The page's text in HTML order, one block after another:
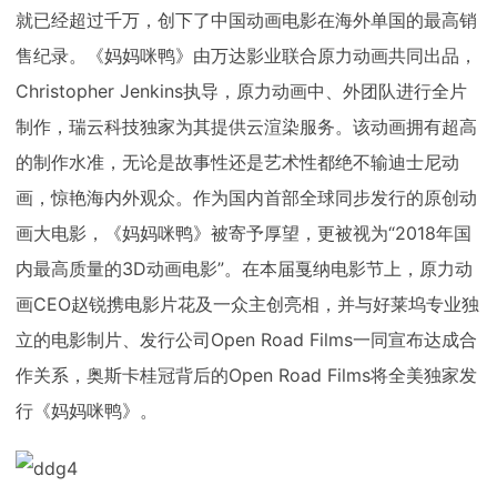
渲染大赛
泛CG交流会
渲染大赛
泛CG交流会
渲染大赛
泛CG交流会
渲染大赛
泛CG交流会
渲染大赛
泛CG交流会
渲染大赛
泛CG交流会
特惠专区
青云平台
教育优惠
青云平台
教育优惠
青云平台
教育优惠
青云平台
教育优惠
青云平台
教育优惠
青云平台
教育优惠
关于我们
下载动画客户端
效果图客户端
动画客户端
效果图客户端
动画客户端
效果图客户端
动画客户端
效果图客户端
动画客户端
效果图客户端
动画客户端
效果图客户端
帮助/教程
登录
就已经超过千万，创下了中国动画电影在海外单国的最高销
售纪录。《妈妈咪鸭》由万达影业联合原力动画共同出品，
Christopher Jenkins执导，原力动画中、外团队进行全片
制作，瑞云科技独家为其提供云渲染服务。该动画拥有超高
的制作水准，无论是故事性还是艺术性都绝不输迪士尼动
画，惊艳海内外观众。作为国内首部全球同步发行的原创动
画大电影，《妈妈咪鸭》被寄予厚望，更被视为“2018年国
内最高质量的3D动画电影”。在本届戛纳电影节上，原力动
画CEO赵锐携电影片花及一众主创亮相，并与好莱坞专业独
立的电影制片、发行公司Open Road Films一同宣布达成合
作关系，奥斯卡桂冠背后的Open Road Films将全美独家发
行《妈妈咪鸭》。